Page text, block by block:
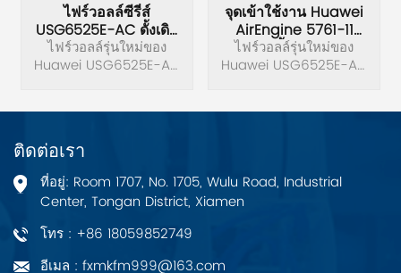
ไฟร์วอลล์ซีรี่ส์
USG6525E-AC ดั้งเดิม
ของ Huawei
USG6500E
ไฟร์วอลล์รุ่นใหม่ของ
Huawei USG6525E-AC
จุดเข้าใช้งาน Huawei
AirEngine 5761-11
ดั้งเดิม
ไฟร์วอลล์รุ่นใหม่ของ
Huawei USG6525E-AC
เลิศในสถานการณ์ที่
คุณภาพสูง ตั้งแต่
สำนักงานองค์กรขนาดเล็ก
และขนาดกลาง โรง
ติดต่อเรา
ที่อยู่: Room 1707, No. 1705, Wulu Road, Industrial
Center, Tongan District, Xiamen
โทร : +86 18059852749
อีเมล : fxmkfm999@163.com